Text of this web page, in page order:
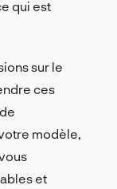
qui est
sur le
ces
modèle,
et